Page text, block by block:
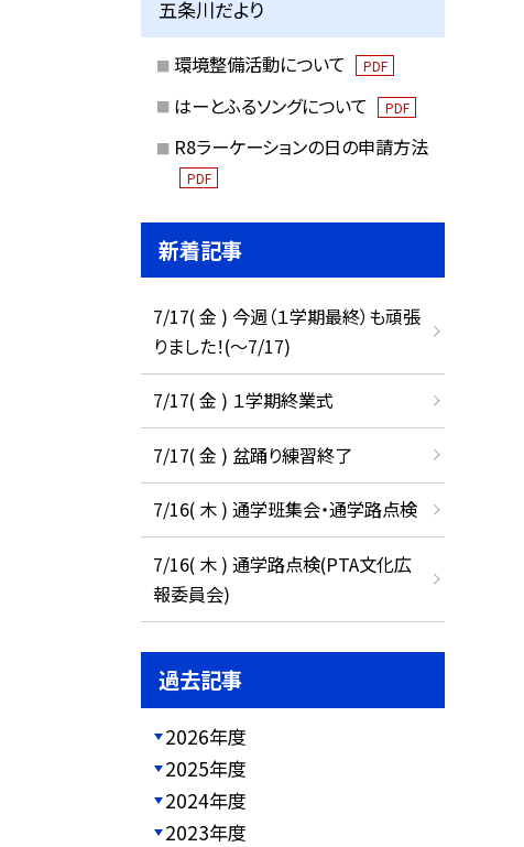
五条川だより
環境整備活動について PDF
はーとふるソングについて PDF
R8ラーケーションの日の申請方法
PDF
新着記事
7/17( 金 ) 今週（１学期最終）も頑張
りました！(〜7/17)
7/17( 金 ) １学期終業式
7/17( 金 ) 盆踊り練習終了
7/16( 木 ) 通学班集会・通学路点検
7/16( 木 ) 通学路点検(PTA文化広
報委員会)
過去記事
2026年度
2025年度
2024年度
2023年度